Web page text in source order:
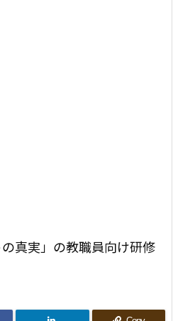
真実」の教職員向け研修